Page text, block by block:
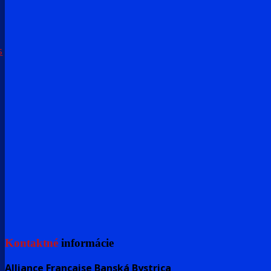
Kontaktné informácie
Alliance Française Banská Bystrica